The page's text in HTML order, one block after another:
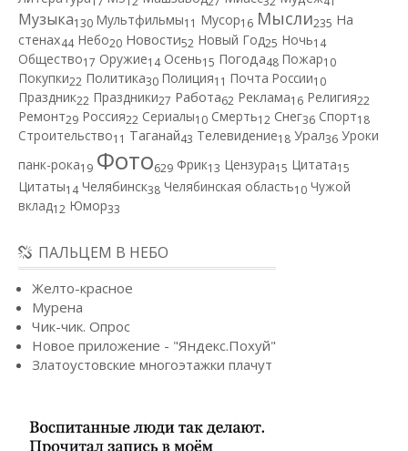
Музыка130 Мультфильмы11 Мусор16 Мысли235 На
стенах44 Небо20 Новости52 Новый Год25 Ночь14
Общество17 Оружие14 Осень15 Погода48 Пожар10
Покупки22 Политика30 Полиция11 Почта России10
Праздник22 Праздники27 Работа62 Реклама16 Религия22
Ремонт29 Россия22 Сериалы10 Смерть12 Снег36 Спорт18
Строительство11 Таганай43 Телевидение18 Урал36 Уроки
панк-рока19 Фото629 Фрик13 Цензура15 Цитата15
Цитаты14 Челябинск38 Челябинская область10 Чужой
вклад12 Юмор33
ПАЛЬЦЕМ В НЕБО
Желто-красное
Мурена
Чик-чик. Опрос
Новое приложение - "Яндекс.Похуй"
Златоустовские многоэтажки плачут